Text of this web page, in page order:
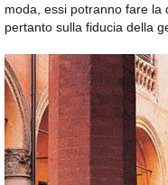
moda, essi potranno fare
pertanto sulla fiducia della